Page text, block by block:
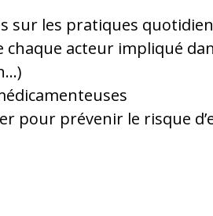
sur les pratiques
acteur impliqué
pour prévenir le risque